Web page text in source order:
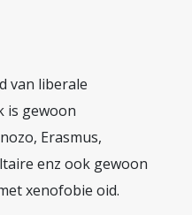
van liberale
is gewoon
Erasmus,
enz ook gewoon
xenofobie oid.